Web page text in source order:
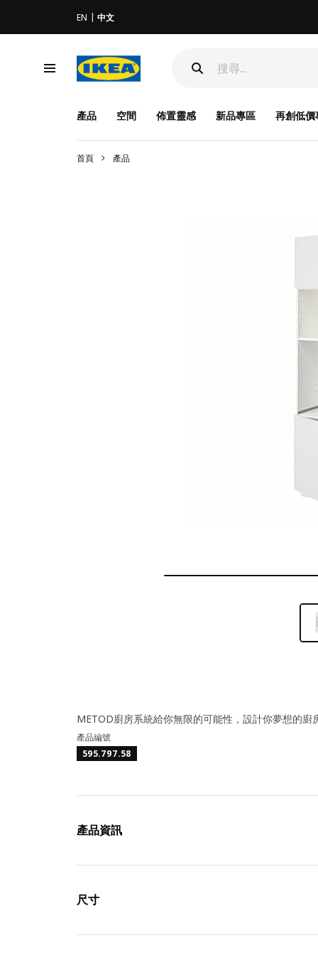
EN 中文
產品 空間 佈置靈感 新品專區 再創低價
首頁 產品
METOD廚房系統給你無限的可能性，設計你夢想的
產品編號
595.797.58
產品資訊
尺寸